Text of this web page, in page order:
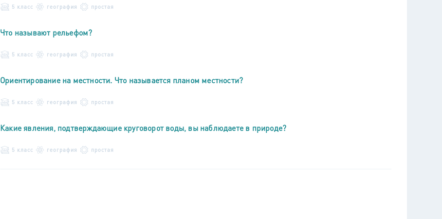
5 класс география простая
Что называют рельефом?
5 класс география простая
Ориентирование на местности. Что называется планом местности?
5 класс география простая
Какие явления, подтверждающие круговорот воды, вы наблюдаете в природе?
5 класс география простая